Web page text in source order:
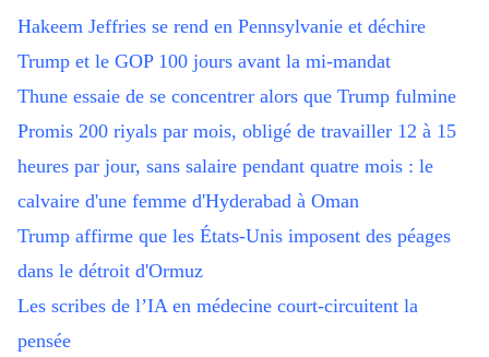
Hakeem Jeffries se rend en Pennsylvanie et déchire
Trump et le GOP 100 jours avant la mi-mandat
Thune essaie de se concentrer alors que Trump fulmine
Promis 200 riyals par mois, obligé de travailler 12 à 15
heures par jour, sans salaire pendant quatre mois : le
calvaire d'une femme d'Hyderabad à Oman
Trump affirme que les États-Unis imposent des péages
dans le détroit d'Ormuz
Les scribes de l’IA en médecine court-circuitent la
pensée